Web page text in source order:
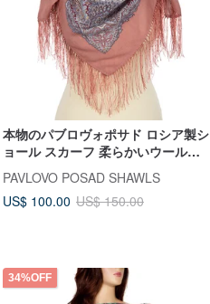
本物のパブロヴォポサド ロシア製シ
ョール スカーフ 柔らかいウール
100% 89x89 cm 1659-16
PAVLOVO POSAD SHAWLS
US$ 100.00 US$ 150.00
34%OFF